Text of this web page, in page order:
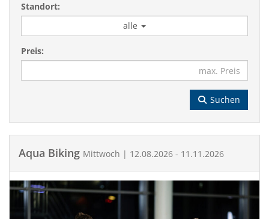
Standort:
alle
Preis:
Suchen
Aqua Biking Mittwoch | 12.08.2026 - 11.11.2026